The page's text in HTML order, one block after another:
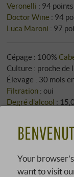
Veronelli : 94 points
Doctor Wine : 94
Luca Maroni : 97
Cépage : 100%
Culture : proche de
Élevage : 30 mois
Filtration : oui
Degré d'alcool :
Potentiel de garde:
Bouchons :
Acidité totale:
Sucre résiduel:
Your
want to visit